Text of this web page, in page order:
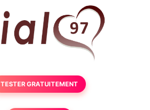
TESTER GRATUITEMENT